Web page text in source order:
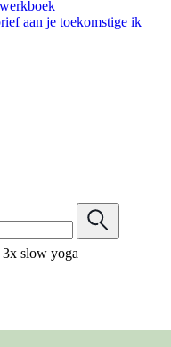
aan je toekomstige ik
3x slow yoga